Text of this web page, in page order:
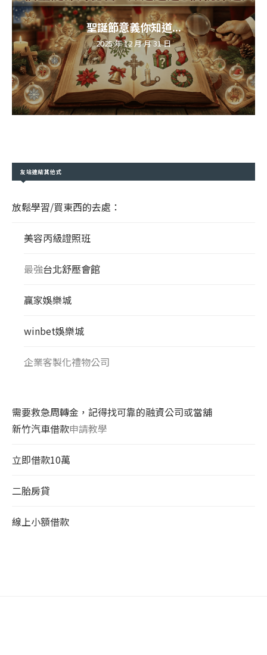
聖誕節意義你知道...
2025 年 12 月 月 31 日
友站連結其他式
放鬆學習/買東西的去處：
美容丙級證照班
最強台北舒壓會館
贏家娛樂城
winbet娛樂城
企業客製化禮物公司
需要救急周轉金，記得找可靠的融資公司或當舖
新竹汽車借款申請教學
立即借款10萬
二胎房貸
線上小額借款